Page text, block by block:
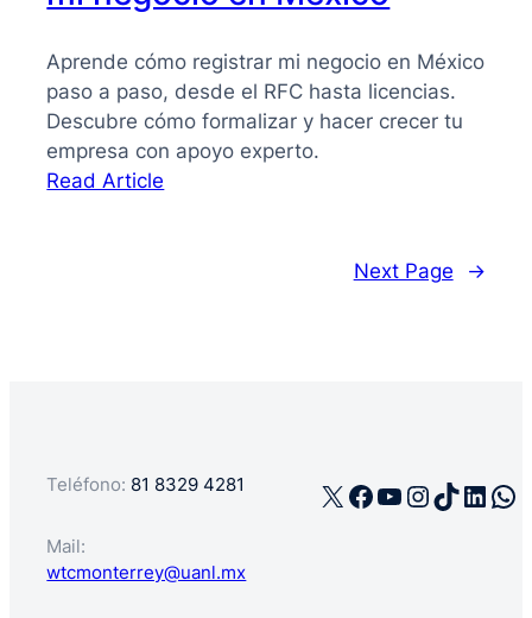
Aprende cómo registrar mi negocio en México
paso a paso, desde el RFC hasta licencias.
Descubre cómo formalizar y hacer crecer tu
empresa con apoyo experto.
Read Article
Next Page →
Teléfono: 81 8329 4281
Mail:
wtcmonterrey@uanl.mx
X Facebook
YouTube
TikTok